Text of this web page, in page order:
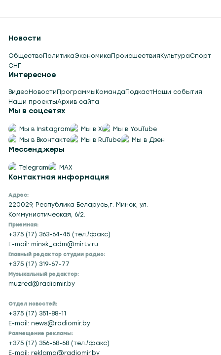
Контактная информация
Адрес:
220029, Республика Беларусь,г. Минск, ул.
Коммунистическая, 6/2.
Приемная:
+375 (17) 363-64-45 (тел./факс)
E-mail: minsk_adm@mirtv.ru
Главный редактор студии радио:
+375 (17) 319-67-77
Музыкальный редактор:
muzred@radiomir.by
Отдел новостей:
+375 (17) 351-88-11
E-mail: news@radiomir.by
Размещение рекламы:
+375 (17) 356-68-68 (тел./факс)
E-mail: reklama@radiomir.by
Новости
ОбществоПолитикаЭкономикаПроисшествияКультураСпорт
СНГ
Интересное
ВидеоНовостиПрограммыКомандаПодкастНаши события
Наши проектыАрхив сайта
Мы в соцсетях
Мы в Instagram Мы в X
Мы в YouTube
Мы в Вконтакте
Мы в RuTube Мы в Дзен
Мессенджеры
Telegram MAX